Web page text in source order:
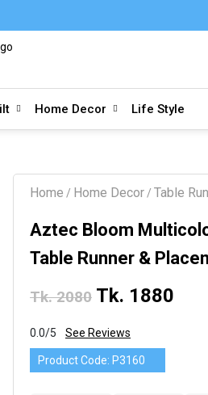
Home Decor Life Style
Home / Home Decor / Table
Aztec Bloom
Table Runner &
Tk. 2080 Tk. 1880
0.0/5 See Reviews
Product Code: P3160